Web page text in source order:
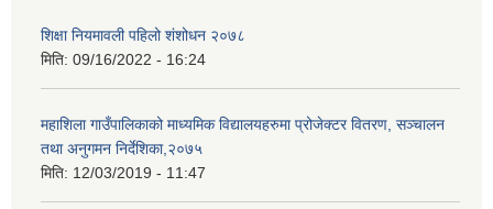
शिक्षा नियमावली पहिलो शंशोधन २०७८
मिति: 09/16/2022 - 16:24
महाशिला गाउँपालिकाको माध्यमिक विद्यालयहरुमा प्रोजेक्टर वितरण, सञ्चालन
तथा अनुगमन निर्देशिका,२०७५
मिति: 12/03/2019 - 11:47